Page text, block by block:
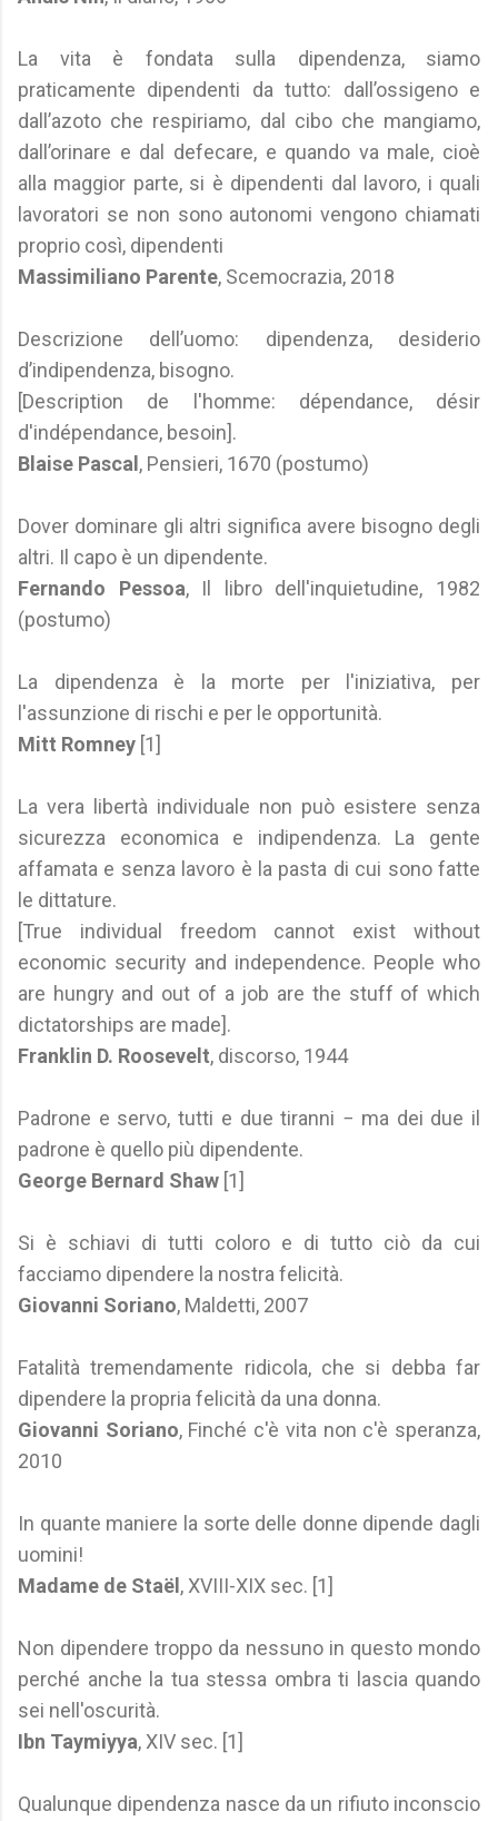
La vita è fondata sulla dipendenza, siamo
praticamente dipendenti da tutto: dall’ossigeno e
dall’azoto che respiriamo, dal cibo che mangiamo,
dall’orinare e dal defecare, e quando va male, cioè
alla maggior parte, si è dipendenti dal lavoro, i quali
lavoratori se non sono autonomi vengono chiamati
proprio così, dipendenti
Massimiliano Parente, Scemocrazia, 2018
Descrizione dell’uomo: dipendenza, desiderio
d’indipendenza, bisogno.
[Description de l'homme: dépendance, désir
d'indépendance, besoin].
Blaise Pascal , Pensieri, 1670 (postumo)
Dover dominare gli altri significa avere bisogno degli
altri. Il capo è un dipendente.
Fernando Pessoa, Il libro dell'inquietudine, 1982
(postumo)
La dipendenza è la morte per l'iniziativa, per
l'assunzione di rischi e per le opportunità.
Mitt Romney [1]
La vera libertà individuale non può esistere senza
sicurezza economica e indipendenza. La gente
affamata e senza lavoro è la pasta di cui sono fatte
le dittature.
[True individual freedom cannot exist without
economic security and independence. People who
are hungry and out of a job are the stuff of which
dictatorships are made].
Franklin D. Roosevelt, discorso, 1944
Padrone e servo, tutti e due tiranni − ma dei due il
padrone è quello più dipendente.
George Bernard Shaw [1]
Si è schiavi di tutti coloro e di tutto ciò da cui
facciamo dipendere la nostra felicità.
Giovanni Soriano, Maldetti, 2007
Fatalità tremendamente ridicola, che si debba far
dipendere la propria felicità da una donna.
Giovanni Soriano, Finché c'è vita non c'è speranza,
2010
In quante maniere la sorte delle donne dipende dagli
uomini!
Madame de Staël , XVIII-XIX sec. [1]
Non dipendere troppo da nessuno in questo mondo
perché anche la tua stessa ombra ti lascia quando
sei nell'oscurità.
Ibn Taymiyya, XIV sec. [1]
Qualunque dipendenza nasce da un rifiuto inconscio